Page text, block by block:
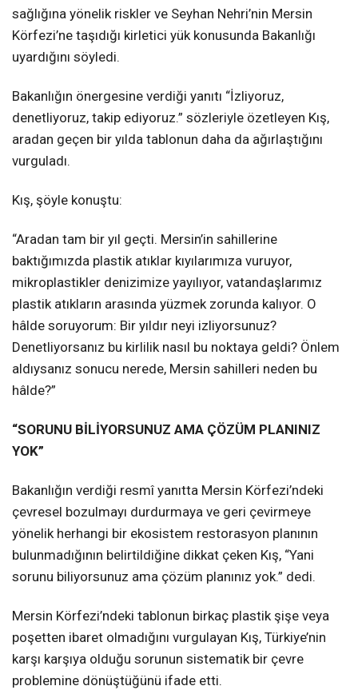
sağlığına yönelik riskler ve Seyhan Nehri’nin Mersin
Körfezi’ne taşıdığı kirletici yük konusunda Bakanlığı
uyardığını söyledi.
Bakanlığın önergesine verdiği yanıtı “İzliyoruz,
denetliyoruz, takip ediyoruz.” sözleriyle özetleyen Kış,
aradan geçen bir yılda tablonun daha da ağırlaştığını
vurguladı.
Kış, şöyle konuştu:
“Aradan tam bir yıl geçti. Mersin’in sahillerine
baktığımızda plastik atıklar kıyılarımıza vuruyor,
mikroplastikler denizimize yayılıyor, vatandaşlarımız
plastik atıkların arasında yüzmek zorunda kalıyor. O
hâlde soruyorum: Bir yıldır neyi izliyorsunuz?
Denetliyorsanız bu kirlilik nasıl bu noktaya geldi? Önlem
aldıysanız sonucu nerede, Mersin sahilleri neden bu
hâlde?”
“SORUNU BİLİYORSUNUZ AMA ÇÖZÜM PLANINIZ
YOK”
Bakanlığın verdiği resmî yanıtta Mersin Körfezi’ndeki
çevresel bozulmayı durdurmaya ve geri çevirmeye
yönelik herhangi bir ekosistem restorasyon planının
bulunmadığının belirtildiğine dikkat çeken Kış, “Yani
sorunu biliyorsunuz ama çözüm planınız yok.” dedi.
Mersin Körfezi’ndeki tablonun birkaç plastik şişe veya
poşetten ibaret olmadığını vurgulayan Kış, Türkiye’nin
karşı karşıya olduğu sorunun sistematik bir çevre
problemine dönüştüğünü ifade etti.